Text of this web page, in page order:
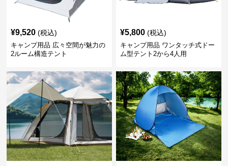
¥9,520 (税込)
キャンプ用品 広々空間が魅力の
2ルーム構造テント
¥5,800 (税込)
キャンプ用品 ワンタッチ式ドー
ム型テント2から4人用